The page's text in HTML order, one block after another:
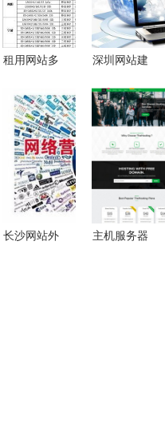
租用网站多
器多少钱？
服务挺妥
帖、平价更
好卖网站优
化
深圳网站建
精准识别访
问来源，驱
动网站优化
新引擎
长沙网站外
主机服务器